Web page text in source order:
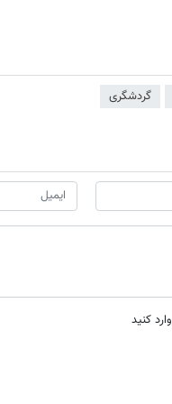
گردشگری
کنید